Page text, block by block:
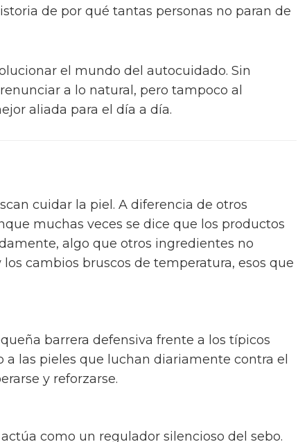
de por qué tantas personas no paran de
el mundo del autocuidado. Sin
a lo natural, pero tampoco al
aliada para el día a día.
cuidar la piel. A diferencia de otros
muchas veces se dice que los productos
algo que otros ingredientes no
cambios bruscos de temperatura, esos que
barrera defensiva frente a los típicos
las pieles que luchan diariamente contra el
y reforzarse.
como un regulador silencioso del sebo.